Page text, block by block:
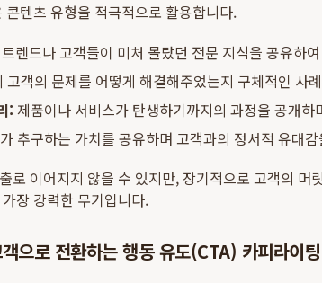
콘텐츠 유형을 적극적으로 활용합니다.
렌드나 고객들이 미처 몰랐던 전문 지식을 공유하
고객의 문제를 어떻게 해결해주었는지 구체적인 사
: 제품이나 서비스가 탄생하기까지의 과정을 공개하
추구하는 가치를 공유하며 고객과의 정서적 유대
로 이어지지 않을 수 있지만, 장기적으로 고객의 머
장 강력한 무기입니다.
으로 전환하는 행동 유도(CTA) 카피라이팅